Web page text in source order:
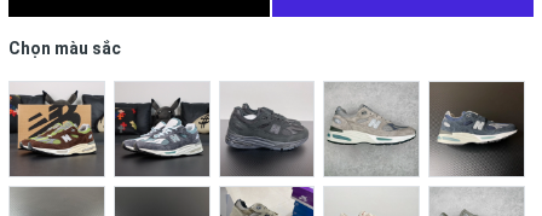
Chọn màu sắc